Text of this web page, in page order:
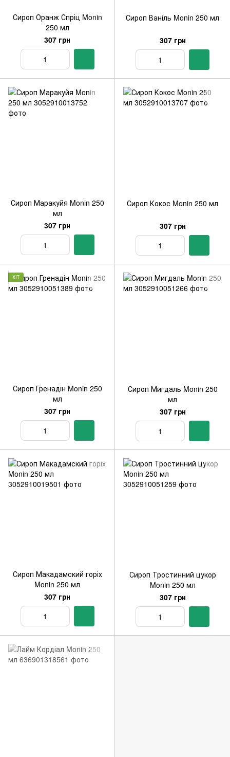
Сироп Оранж Спріц Monin
250 мл
307 грн
Сироп Ваніль Monin 250 мл
307 грн
Сироп Маракуйя Monin 250
мл
307 грн
Сироп Кокос Monin 250 мл
307 грн
ХІТ
Сироп Гренадін Monin 250
мл
307 грн
Сироп Мигдаль Monin 250
мл
307 грн
Сироп Макадамский горіх
Monin 250 мл
307 грн
Сироп Тростинний цукор
Monin 250 мл
307 грн